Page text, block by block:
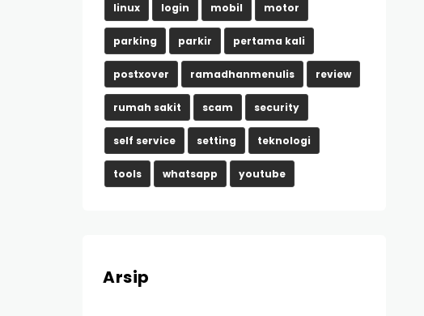
linux login mobil motor
parking parkir pertama kali
postxover ramadhanmenulis review
rumah sakit scam security
self service setting teknologi
tools whatsapp youtube
Arsip